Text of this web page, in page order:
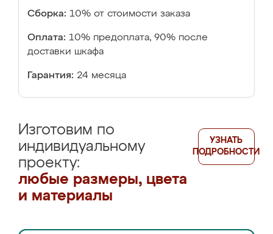
Сборка: 10% от стоимости заказа
Оплата: 10% предоплата, 90% после
доставки шкафа
Гарантия: 24 месяца
Изготовим по
индивидуальному
проекту:
любые размеры, цвета
и материалы
УЗНАТЬ
ПОДРОБНОСТИ